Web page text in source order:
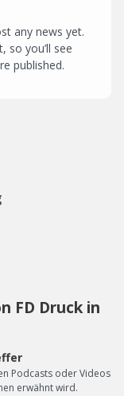
any news yet.
so you’ll see
published.
FD Druck in
Podcasts oder Videos
erwähnt wird.